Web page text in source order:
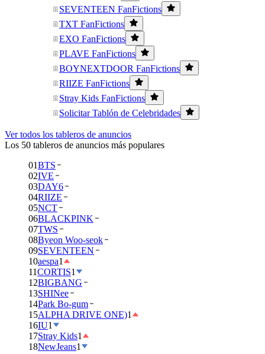
SEVENTEEN FanFictions
TXT FanFictions
EXO FanFictions
PLAVE FanFictions
BOYNEXTDOOR FanFictions
RIIZE FanFictions
Stray Kids FanFictions
Solicitar Tablón de Celebridades
Ver todos los tableros de anuncios
Los 50 tableros de anuncios más populares
01BTS
02IVE
03DAY6
04RIIZE
05NCT
06BLACKPINK
07TWS
08Byeon Woo-seok
09SEVENTEEN
10aespa1
11CORTIS1
12BIGBANG
13SHINee
14Park Bo-gum
15ALPHA DRIVE ONE)1
16IU1
17Stray Kids1
18NewJeans1